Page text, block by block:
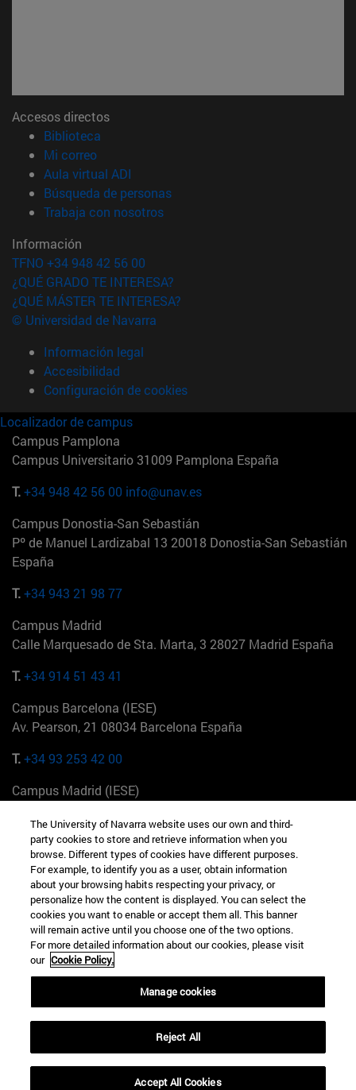
Accesos directos
Biblioteca
Mi correo(abre en nueva ventana)
Aula virtual ADI
Búsqueda de personas(abre en nueva ventana)
Trabaja con nosotros(abre en nueva ventana)
Información
TFNO +34 948 42 56 00
¿QUÉ GRADO TE INTERESA?
¿QUÉ MÁSTER TE INTERESA?
© Universidad de Navarra
Información legal
Accesibilidad
Configuración de cookies
Localizador de campus
Campus Pamplona
Campus Universitario 31009 Pamplona España
T.+34 948 42 56 00 info@unav.es
Campus Donostia-San Sebastián
Pº de Manuel Lardizabal 13 20018 Donostia-San Sebastián
España
T.+34 943 21 98 77
Campus Madrid
Calle Marquesado de Sta. Marta, 3 28027 Madrid España
T.+34 914 51 43 41
Campus Barcelona (IESE)
Av. Pearson, 21 08034 Barcelona España
T.+34 93 253 42 00
Campus Madrid (IESE)
+34 912 11 30 00
Campus Nueva York (IESE)
165 W 57th St 10019-2201 Nueva York EE.UU
+1 646 346 8850
Campus Munich (IESE)
Maria-Theresia-Straße 15 81675 Múnich Alemania
+49 89 24209790
Campus Sao Paulo (IESE)
Rua Martiniano de Carvalho, 573 01321001 Bela Vista Brasil
The University of Navarra website uses our own and third-
party cookies to store and retrieve information when you
browse. Different types of cookies have different purposes.
For example, to identify you as a user, obtain information
about your browsing habits respecting your privacy, or
personalize how the content is displayed. You can select the
cookies you want to enable or accept them all. This banner
will remain active until you choose one of the two options.
For more detailed information about our cookies, please visit
our Cookie Policy.
Manage cookies
Reject All
Accept All Cookies